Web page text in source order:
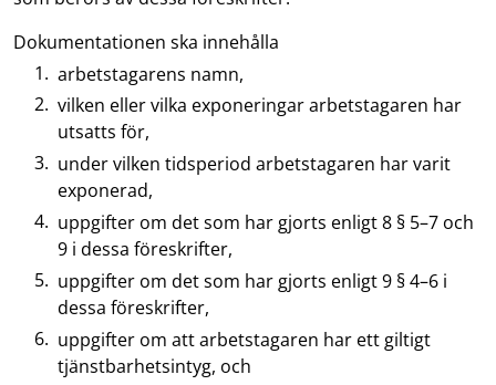
Dokumentationen ska innehålla
arbetstagarens namn,
vilken eller vilka exponeringar arbetstagaren har
utsatts för,
under vilken tidsperiod arbetstagaren har varit
exponerad,
uppgifter om det som har gjorts enligt 8 § 5–7 och
9 i dessa föreskrifter,
uppgifter om det som har gjorts enligt 9 § 4–6 i
dessa föreskrifter,
uppgifter om att arbetstagaren har ett giltigt
tjänstbarhetsintyg, och